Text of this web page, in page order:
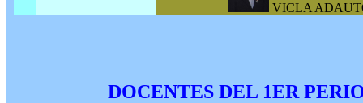
VICLA
DOCENTES DEL 1ER